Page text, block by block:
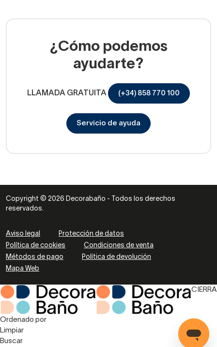
¿Cómo podemos
ayudarte?
LLAMADA GRATUITA (+34) 858 770 100
Servicio de ayuda
Copyright © 2026 Decorabaño - Todos los derechos
reservados.
Aviso legal
Protección de datos
Política de cookies
Condiciones de venta
Métodos de pago
Política de devolución
Mapa Web
CIERRA
Ordenado por
Limpiar
Buscar